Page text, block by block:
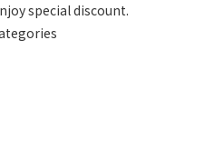
special discount.